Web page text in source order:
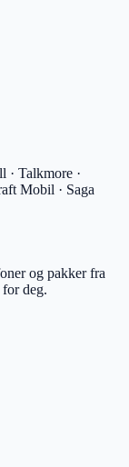
· Talkmore ·
Mobil · Saga
og pakker fra
deg.